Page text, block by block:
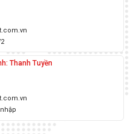
Thanh Tuyền